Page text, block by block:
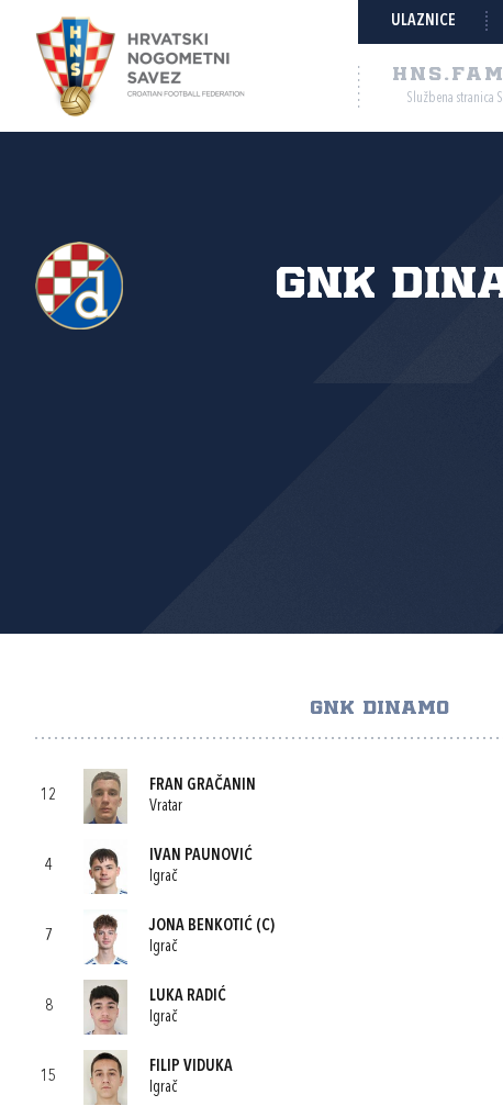
ULAZNICE
Službena stranica
GNK
GNK DINAMO
12
FRAN GRAČANIN
Vratar
4
IVAN PAUNOVIĆ
Igrač
7
JONA BENKOTIĆ (C)
Igrač
8
LUKA RADIĆ
Igrač
15
FILIP VIDUKA
Igrač